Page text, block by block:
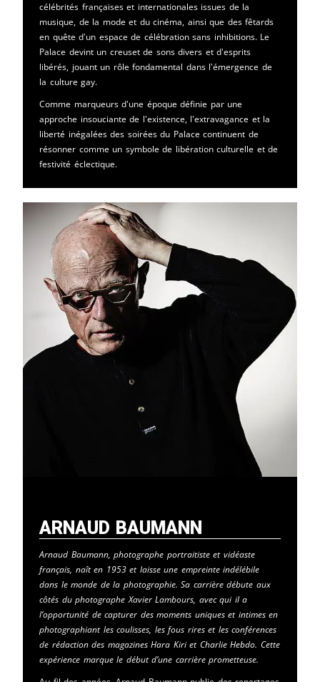
célébrités françaises et internationales issues de la
musique, de la mode et du cinéma, ainsi que des fêtards
en quête d'un espace de célébration sans inhibitions. Le
Palace devint un creuset de sons divers et d'esprits
libérés, jouant un rôle fondamental dans l'émergence de
la culture gay.
Comme marqueurs d'une époque définie par une
approche insouciante de l'existence, l'extravagance et la
liberté inégalées des soirées du Palace continuent de
résonner comme un symbole de libération culturelle et de
festivité éclectique.
Arnaud Baumann
Arnaud Baumann, photographe portraitiste et vidéaste
français, naît en 1953 et laisse une empreinte indélébile
dans le monde de la photographie. Sa carrière débute aux
côtés du photographe Xavier Lambours, avec qui il a
l’opportunité de capturer des moments uniques et intimes en
photographiant les coulisses, les fous rires et les conférences
de rédaction des magazines Hara Kiri et Charlie Hebdo. Cette
expérience marque le début d’une carrière prometteuse.